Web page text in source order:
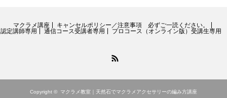
マクラメ講座
キャンセルポリシー／注意事項 必ずご一読ください。
認定講師専用
通信コース受講者専用 プロコース（オンライン版）受講生専用
Copyright © マクラメ教室｜天然石でマクラメアクセサリーの編み方講座